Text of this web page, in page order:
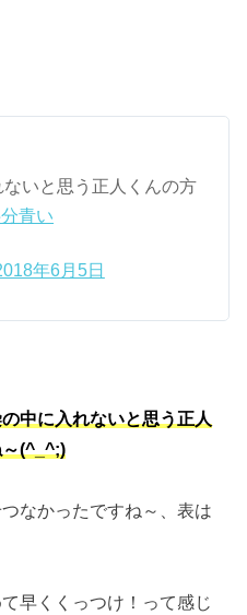
いと思う正人くんの方
青い
年6月5日
中に入れないと思う正人
～(^_^;)
なかったですね～、表は
早くくっつけ！って感じ